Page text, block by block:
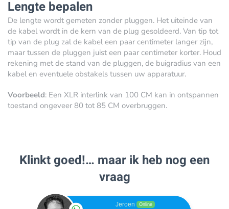
Lengte bepalen
De lengte wordt gemeten zonder pluggen. Het uiteinde van
de kabel wordt in de kern van de plug gesoldeerd. Van tip tot
tip van de plug zal de kabel een paar centimeter langer zijn,
maar tussen de pluggen juist een paar centimeter korter. Houd
rekening met de stand van de pluggen, de buigradius van een
kabel en eventuele obstakels tussen uw apparatuur.
Voorbeeld: Een XLR interlink van 100 CM kan in ontspannen
toestand ongeveer 80 tot 85 CM overbruggen.
Klinkt goed!… maar ik heb nog een
vraag
Jeroen Online